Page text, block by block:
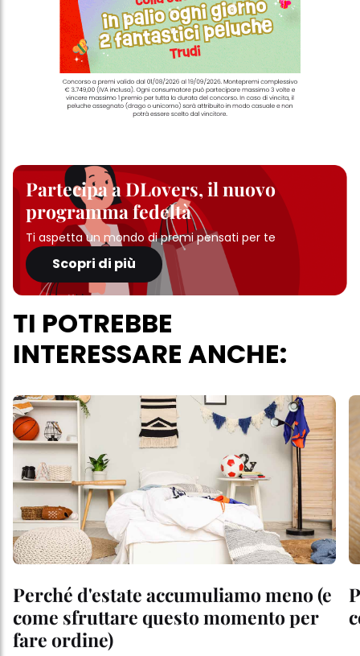
Partecipa a DLovers, il nuovo
programma fedeltà
Ti aspetta un mondo di premi pensati per te
Scopri di più
TI POTREBBE
INTERESSARE ANCHE:
Perché d'estate accumuliamo meno (e
come sfruttare questo momento per
fare ordine)